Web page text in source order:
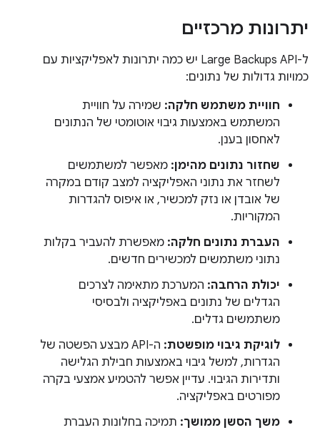
יתרונות מרכזיים
ל-Large Backups API יש כמה יתרונות לאפליקציות עם
כמויות גדולות של נתונים:
חוויית משתמש חלקה: שמירה על חוויית
המשתמש באמצעות גיבוי אוטומטי של הנתונים
לאחסון בענן.
שחזור נתונים מהימן: מאפשר למשתמשים
לשחזר את נתוני האפליקציה למצב קודם במקרה
של אובדן או נזק למכשיר, או איפוס להגדרות
המקוריות.
העברת נתונים חלקה: מאפשרת להעביר בקלות
נתוני משתמשים למכשירים חדשים.
יכולת הרחבה: המערכת מתאימה לצרכים
הגדלים של נתונים באפליקציה ולבסיסי
משתמשים גדלים.
לוגיקת גיבוי מופשטת:
ה-API מבצע הפשטה של
הגדרות, למשל גיבוי באמצעות חבילת הגלישה
ותדירות הגיבוי. עדיין אפשר להטמיע אמצעי בקרה
מפורטים באפליקציה.
משך הסשן ממושך: תמיכה בחלונות העברת